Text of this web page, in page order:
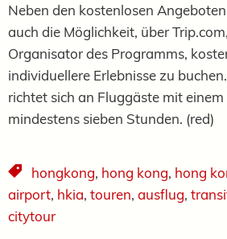
Neben den kostenlosen
auch die Möglichkeit, über
Organisator des Programms,
individuellere Erlebnisse zu
richtet sich an Fluggäste mit
mindestens sieben Stunden. (red)
hongkong, hong kong, hong
airport, hkia, touren, ausflug,
citytour